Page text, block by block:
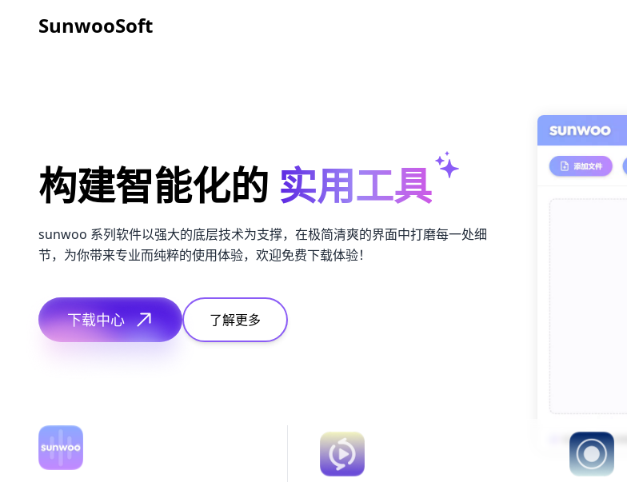
SunwooSoft
构建智能化的 实用工具
sunwoo 系列软件以强大的底层技术为支撑，在极简清爽的界面中打磨每一处细
节，为你带来专业而纯粹的使用体验，欢迎免费下载体验！
下载中心 了解更多